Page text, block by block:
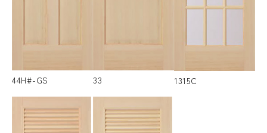
44H#-GS 33 1315C